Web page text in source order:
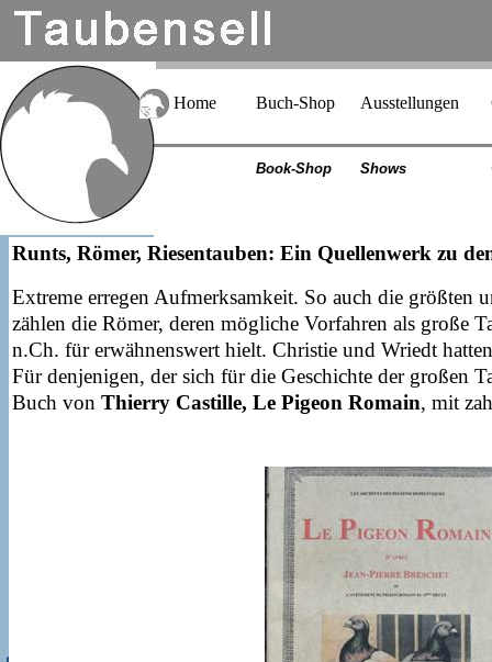
Home Buch-Shop Ausstellungen
Book-Shop Shows
Runts, Römer, Riesentauben: Ein Quellenwerk zu
Extreme erregen Aufmerksamkeit. So auch die
zählen die Römer, deren mögliche Vorfahren als große
n.Ch. für erwähnenswert hielt. Christie und Wriedt
Für denjenigen, der sich für die Geschichte der großen
Buch von Thierry Castille, Le Pigeon Romain, mit